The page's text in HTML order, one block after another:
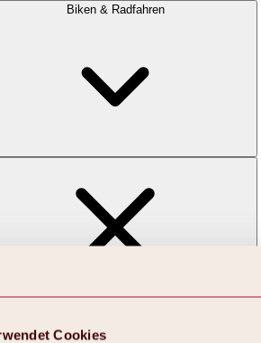
Cookies
Biken & Radfahren